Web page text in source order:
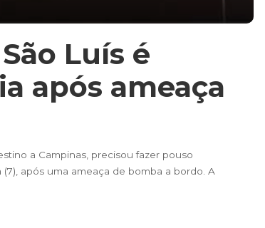
Luís é
após ameaça
a Campinas, precisou fazer pouso
após uma ameaça de bomba a bordo. A